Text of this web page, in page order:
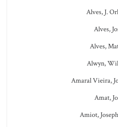
Alves, J.
Alves,
Alves,
Alwyn,
Amaral Vieira,
Amat,
Amiot,